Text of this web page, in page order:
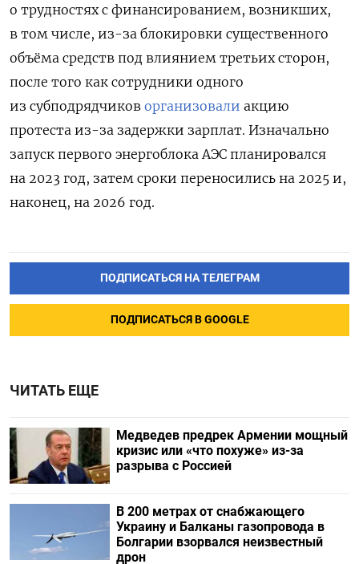
о трудностях с финансированием, возникших,
в том числе, из-за блокировки существенного
объёма средств под влиянием третьих сторон,
после того как сотрудники одного
из субподрядчиков организовали акцию
протеста из-за задержки зарплат. Изначально
запуск первого энергоблока АЭС планировался
на 2023 год, затем сроки переносились на 2025 и,
наконец, на 2026 год.
ПОДПИСАТЬСЯ НА ТЕЛЕГРАМ
ПОДПИСАТЬСЯ В GOOGLE
ЧИТАТЬ ЕЩЕ
Медведев предрек Армении мощный
кризис или «что похуже» из-за
разрыва с Россией
В 200 метрах от снабжающего
Украину и Балканы газопровода в
Болгарии взорвался неизвестный
дрон